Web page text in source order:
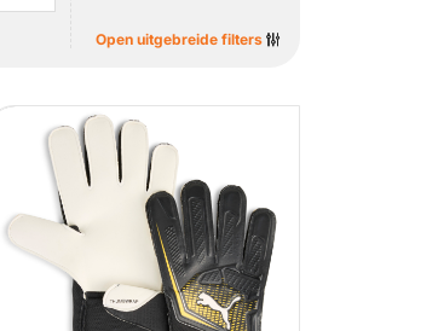
Open uitgebreide filters